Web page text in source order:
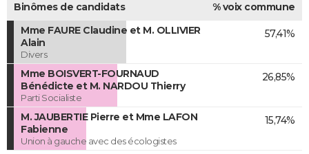
Binômes de candidats
% voix commune
Mme FAURE Claudine et M. OLLIVIER
Alain
Divers
57,41%
Mme BOISVERT-FOURNAUD
Bénédicte et M. NARDOU Thierry
Parti Socialiste
26,85%
M. JAUBERTIE Pierre et Mme LAFON
Fabienne
Union à gauche avec des écologistes
15,74%